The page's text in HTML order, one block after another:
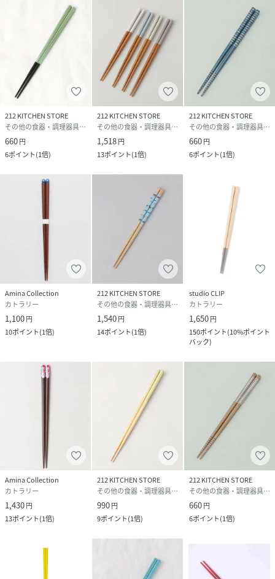
212 KITCHEN STORE
その他の食器・調理器具・キッチン用品
660円
6ポイント(1倍)
212 KITCHEN STORE
その他の食器・調理器具・キッチン用品
1,518円
13ポイント(1倍)
212 KITCHEN STORE
その他の食器・調理器具・キッチン用品
660円
6ポイント(1倍)
Amina Collection
カトラリー
1,100円
10ポイント(1倍)
212 KITCHEN STORE
その他の食器・調理器具・キッチン用品
1,540円
14ポイント(1倍)
studio CLIP
カトラリー
1,650円
150ポイント(10%ポイント
バック)
Amina Collection
カトラリー
1,430円
13ポイント(1倍)
212 KITCHEN STORE
その他の食器・調理器具・キッチン用品
990円
9ポイント(1倍)
212 KITCHEN STORE
その他の食器・調理器具・キッチン用品
660円
6ポイント(1倍)